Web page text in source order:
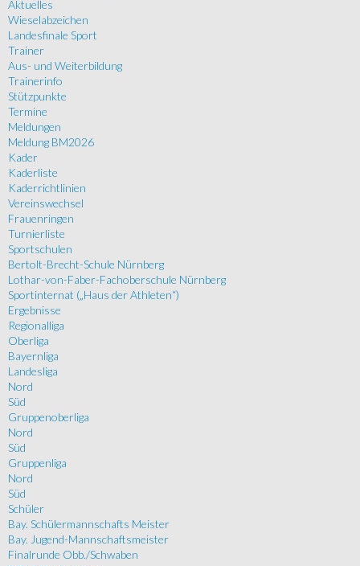
Aktuelles
Wieselabzeichen
Landesfinale Sport
Trainer
Aus- und Weiterbildung
Trainerinfo
Stützpunkte
Termine
Meldungen
Meldung BM2026
Kader
Kaderliste
Kaderrichtlinien
Vereinswechsel
Frauenringen
Turnierliste
Sportschulen
Bertolt-Brecht-Schule Nürnberg
Lothar-von-Faber-Fachoberschule Nürnberg
Sportinternat („Haus der Athleten“)
Ergebnisse
Regionalliga
Oberliga
Bayernliga
Landesliga
Nord
Süd
Gruppenoberliga
Nord
Süd
Gruppenliga
Nord
Süd
Schüler
Bay. Schülermannschafts Meister
Bay. Jugend-Mannschaftsmeister
Finalrunde Obb./Schwaben